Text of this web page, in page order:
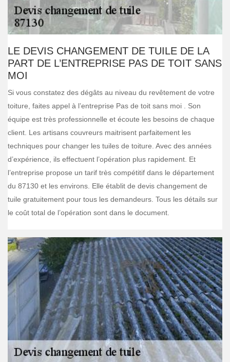
LE DEVIS CHANGEMENT DE TUILE DE LA
PART DE L’ENTREPRISE PAS DE TOIT SANS
MOI
Si vous constatez des dégâts au niveau du revêtement de votre
toiture, faites appel à l’entreprise Pas de toit sans moi . Son
équipe est très professionnelle et écoute les besoins de chaque
client. Les artisans couvreurs maitrisent parfaitement les
techniques pour changer les tuiles de toiture. Avec des années
d’expérience, ils effectuent l’opération plus rapidement. Et
l’entreprise propose un tarif très compétitif dans le département
du 87130 et les environs. Elle établit de devis changement de
tuile gratuitement pour tous les demandeurs. Tous les détails sur
le coût total de l’opération sont dans le document.